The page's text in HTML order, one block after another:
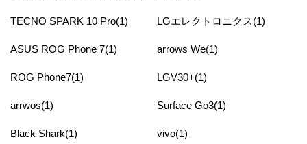
TECNO SPARK 10 Pro(1) LGエレクトロニクス(1)
ASUS ROG Phone 7(1) arrows We(1)
ROG Phone7(1) LGV30+(1)
arrwos(1) Surface Go3(1)
Black Shark(1) vivo(1)